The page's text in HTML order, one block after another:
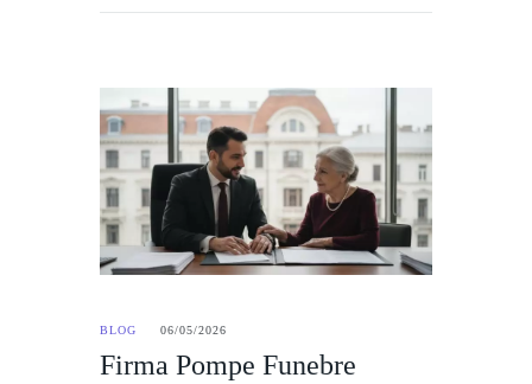
BLOG 06/05/2026
Firma Pompe Funebre